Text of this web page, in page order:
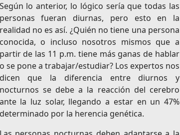
Según lo anterior, lo lógico sería que todas las
personas fueran diurnas, pero esto en la
realidad no es así. ¿Quién no tiene una persona
conocida, o incluso nosotros mismos que a
partir de las 11 p.m. tiene más ganas de hablar
o se pone a trabajar/estudiar? Los expertos nos
dicen que la diferencia entre diurnos y
nocturnos se debe a la reacción del cerebro
ante la luz solar, llegando a estar en un 47%
determinado por la herencia genética.